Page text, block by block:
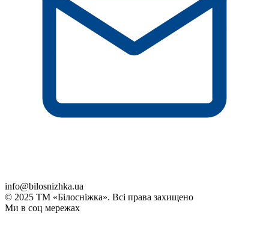
info@bilosnizhka.ua
© 2025 ТМ «Білосніжка». Всі права захищено
Ми в соц мережах